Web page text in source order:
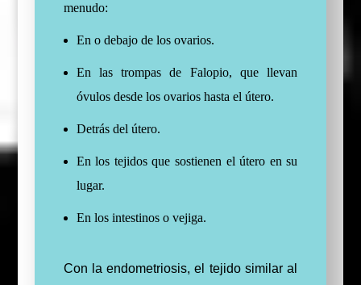
menudo:
En o debajo de los ovarios.
En las trompas de Falopio, que llevan
óvulos desde los ovarios hasta el útero.
Detrás del útero.
En los tejidos que sostienen el útero en su
lugar.
En los intestinos o vejiga.
Con la endometriosis, el tejido similar al